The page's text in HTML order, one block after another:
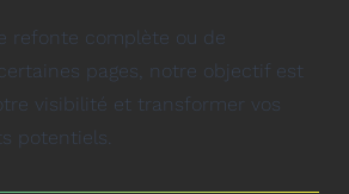
refonte complète ou de
pages, notre objectif est
visibilité et transformer vos
potentiels.